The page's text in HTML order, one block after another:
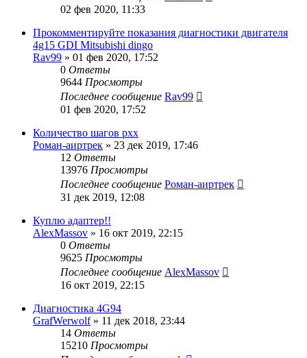
02 фев 2020, 11:33
Прокомментируйте показания диагностики двигателя
4g15 GDI Mitsubishi dingo
Rav99 » 01 фев 2020, 17:52
0 Ответы
9644 Просмотры
Последнее сообщение Rav99
01 фев 2020, 17:52
Количество шагов рхх
Роман-аиртрек » 23 дек 2019, 17:46
12 Ответы
13976 Просмотры
Последнее сообщение Роман-аиртрек
31 дек 2019, 12:08
Куплю адаптер!!
AlexMassov » 16 окт 2019, 22:15
0 Ответы
9625 Просмотры
Последнее сообщение AlexMassov
16 окт 2019, 22:15
Диагностика 4G94
GrafWerwolf» 11 дек 2018, 23:44
14 Ответы
15210 Просмотры